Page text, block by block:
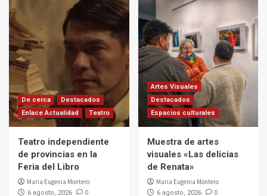
De cerca
Destacados
Enlace Actualidad
Teatro
Teatro independiente
de provincias en la
Feria del Libro
Maria Eugenia Montero
6 agosto, 2026 0
Artes Visuales
Destacados
Espacios culturales
Muestra de artes
visuales «Las delicias
de Renata»
Maria Eugenia Montero
6 agosto, 2026 0